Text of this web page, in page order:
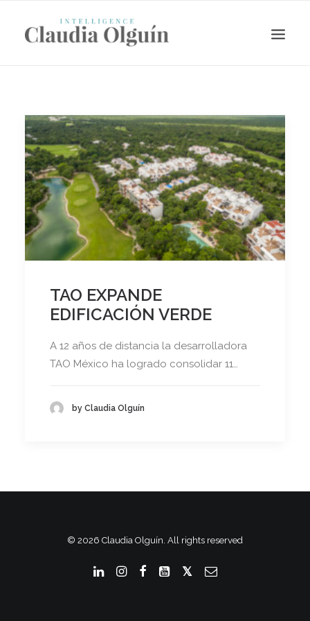
Search
TAO EXPANDE
EDIFICACIÓN VERDE
A 12 años de distancia la desarrolladora
TAO México ha logrado consolidar 11…
by Claudia Olguín
© 2026 Claudia Olguín. All rights reserved